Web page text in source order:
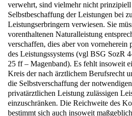
verwehrt, sind vielmehr nicht
Selbstbeschaffung der Leistungen bei
Leistungserbringern verwiesen. Sie
vorenthaltenen Naturalleistung
verschaffen, dies aber von vorneherein
des Leistungssystems (vgl BSG
25 ff – Magenband). Es fehlt insoweit
Kreis der nach ärztlichem Berufsrecht
die Selbstverschaffung der
privatärztlichen Leistung zulässigen
einzuschränken. Die Reichweite des
bestimmt sich auch insoweit